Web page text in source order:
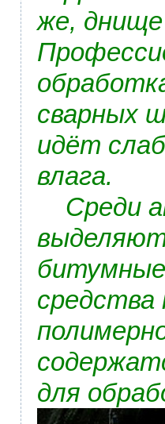
же, днище
сварных
идёт
влага.
Среди
выделяют
средства
для